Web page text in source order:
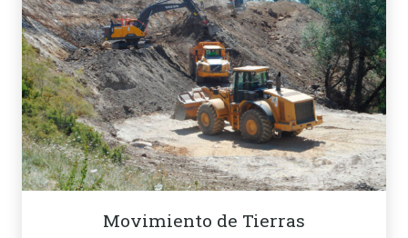
Movimiento de Tierras